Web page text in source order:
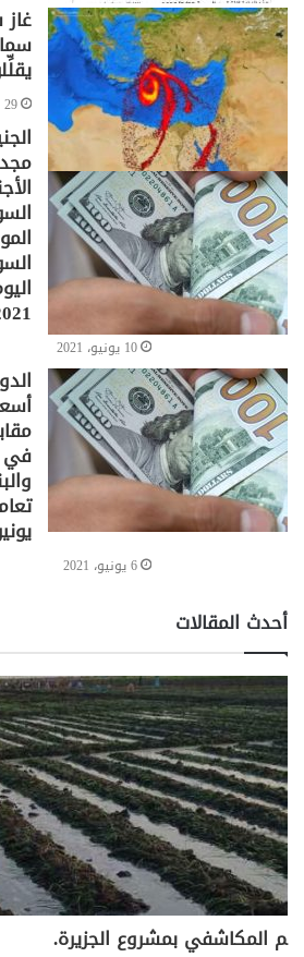
29 مايو، 2021
10 يونيو، 2021
في
يونيو
6 يونيو، 2021
أحدث المقالات
م المكاشفي بمشروع الجزيرة.